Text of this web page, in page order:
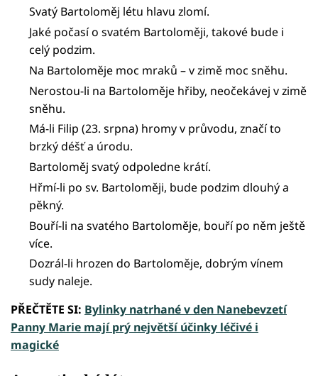
Svatý Bartoloměj létu hlavu zlomí.
Jaké počasí o svatém Bartoloměji, takové bude i
celý podzim.
Na Bartoloměje moc mraků – v zimě moc sněhu.
Nerostou-li na Bartoloměje hřiby, neočekávej v zimě
sněhu.
Má-li Filip (23. srpna) hromy v průvodu, značí to
brzký déšť a úrodu.
Bartoloměj svatý odpoledne krátí.
Hřmí-li po sv. Bartoloměji, bude podzim dlouhý a
pěkný.
Bouří-li na svatého Bartoloměje, bouří po něm ještě
více.
Dozrál-li hrozen do Bartoloměje, dobrým vínem
sudy naleje.
PŘEČTĚTE SI: Bylinky natrhané v den Nanebevzetí
Panny Marie mají prý největší účinky léčivé i
magické